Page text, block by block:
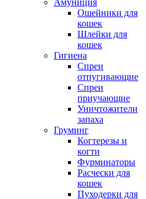
Амуниция
Ошейники для
кошек
Шлейки для
кошек
Гигиена
Спреи
отпугивающие
Спреи
приучающие
Уничтожители
запаха
Груминг
Когтерезы и
когти
Фурминаторы
Расчески для
кошек
Пуходерки для